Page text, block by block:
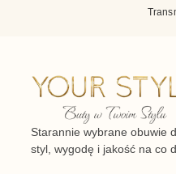
Starannie wybrane obuwie
styl, wygodę i jakość na co